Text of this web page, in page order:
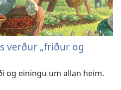
verður „friður og
og einingu um allan heim.